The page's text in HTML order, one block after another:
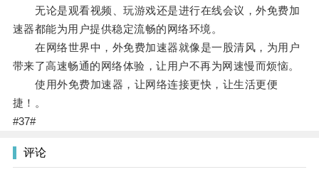
无论是观看视频、玩游戏还是进行在线会议，外免费加
速器都能为用户提供稳定流畅的网络环境。
在网络世界中，外免费加速器就像是一股清风，为用户
带来了高速畅通的网络体验，让用户不再为网速慢而烦恼。
使用外免费加速器，让网络连接更快，让生活更便
捷！。
#37#
评论